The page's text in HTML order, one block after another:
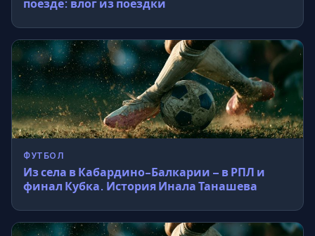
поезде: влог из поездки
ФУТБОЛ
Из села в Кабардино-Балкарии – в РПЛ и
финал Кубка. История Инала Танашева